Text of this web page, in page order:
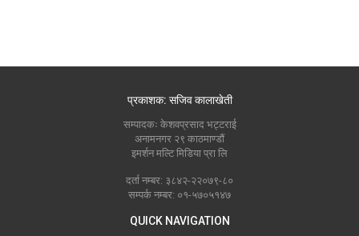
प्रकाशक: सजिव कालाखेती
सम्पादकः केशवप्रसाद भट्टराई
अनामनगर २९ काठमाण्डौं
इमर्शन मल्टि मिडिया प्रा लि
दर्ता नम्बर: ३८४२-२२०७९-८०
सम्पर्क नम्बर: ०१-५७०५१४७
QUICK NAVIGATION